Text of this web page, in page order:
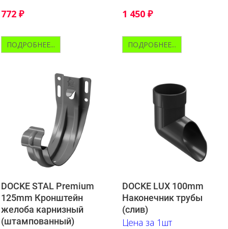
772 ₽
ПОДРОБНЕЕ...
1 450 ₽
ПОДРОБНЕЕ...
DOCKE STAL Premium
125mm Кронштейн
желоба карнизный
(штампованный)
DOCKE LUX 100mm
Наконечник трубы
(слив)
Цена за 1шт